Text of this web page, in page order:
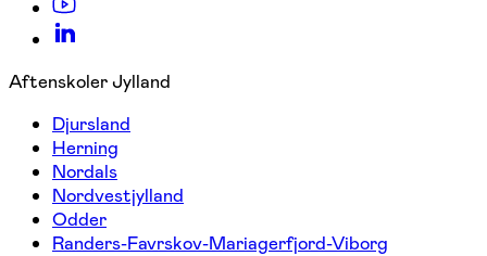
Aftenskoler Jylland
Djursland
Herning
Nordals
Nordvestjylland
Odder
Randers-Favrskov-Mariagerfjord-Viborg